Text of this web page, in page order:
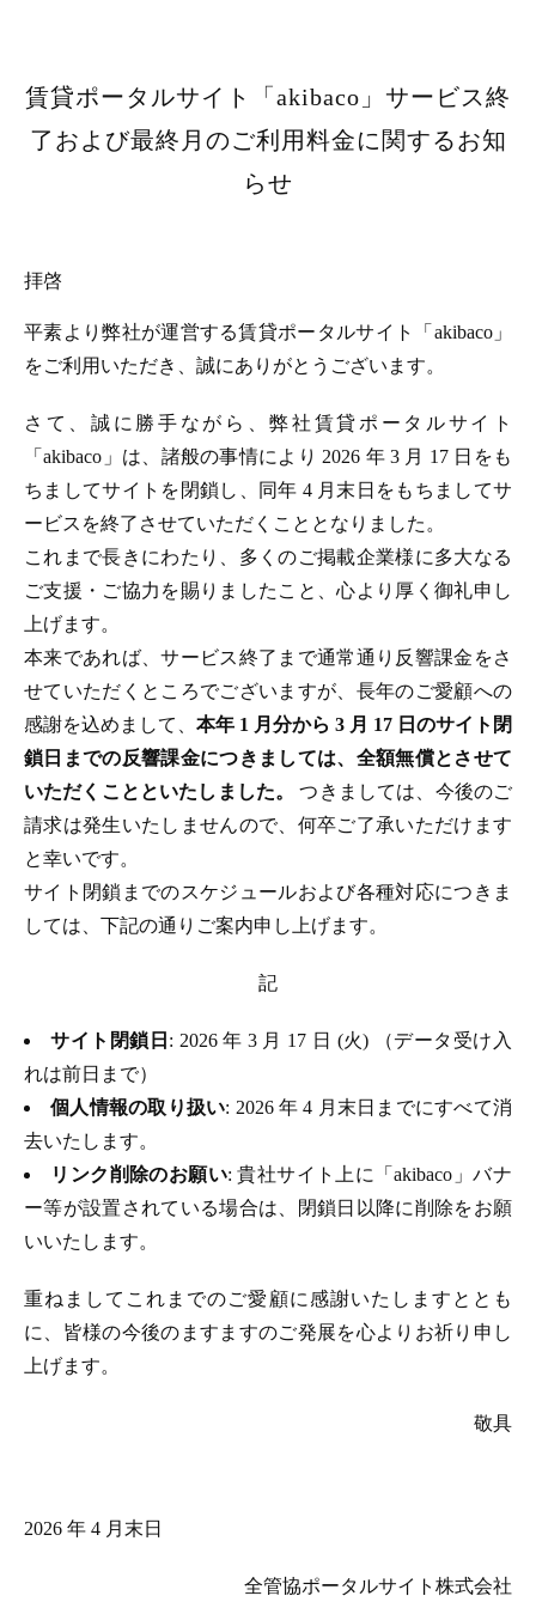
賃貸ポータルサイト「akibaco」サービス終
了および最終月のご利用料金に関するお知
らせ
拝啓
平素より弊社が運営する賃貸ポータルサイト「akibaco」
をご利用いただき、誠にありがとうございます。
さて、誠に勝手ながら、弊社賃貸ポータルサイト
「akibaco」は、諸般の事情により 2026 年 3 月 17 日をも
ちましてサイトを閉鎖し、同年 4 月末日をもちましてサ
ービスを終了させていただくこととなりました。
これまで長きにわたり、多くのご掲載企業様に多大なる
ご支援・ご協力を賜りましたこと、心より厚く御礼申し
上げます。
本来であれば、サービス終了まで通常通り反響課金をさ
せていただくところでございますが、長年のご愛顧への
感謝を込めまして、 本年 1 月分から 3 月 17 日のサイト閉
鎖日までの反響課金につきましては、全額無償とさせて
いただくことといたしました。つきましては、今後のご
請求は発生いたしませんので、何卒ご了承いただけます
と幸いです。
サイト閉鎖までのスケジュールおよび各種対応につきま
しては、下記の通りご案内申し上げます。
記
サイト閉鎖日 : 2026 年 3 月 17 日 (火) （データ受け入
れは前日まで）
個人情報の取り扱い: 2026 年 4 月末日までにすべて消
去いたします。
リンク削除のお願い: 貴社サイト上に「akibaco」バナ
ー等が設置されている場合は、閉鎖日以降に削除をお願
いいたします。
重ねましてこれまでのご愛顧に感謝いたしますととも
に、皆様の今後のますますのご発展を心よりお祈り申し
上げます。
敬具
2026 年 4 月末日
全管協ポータルサイト株式会社